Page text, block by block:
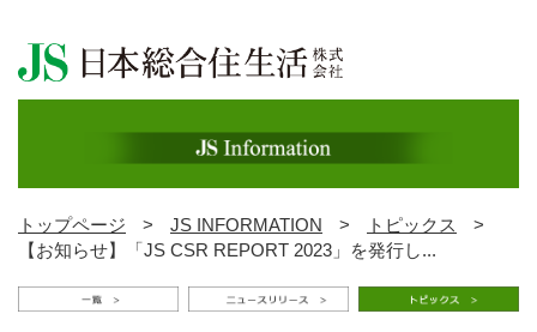
トップページ > JS INFORMATION > トピックス
>
【お知らせ】「JS CSR REPORT 2023」を発行し...